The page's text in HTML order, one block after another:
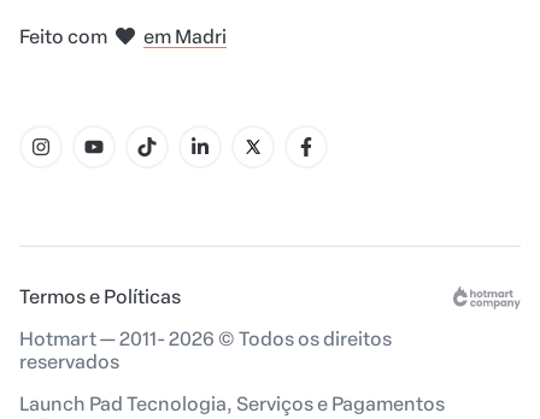
Feito com
em Amsterdam
Termos e Políticas
Hotmart — 2011- 2026 © Todos os direitos
reservados
Launch Pad Tecnologia, Serviços e Pagamentos